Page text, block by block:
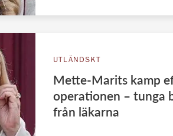
UTLÄNDSKT
Mette-Marits kamp
operationen – tunga
från läkarna